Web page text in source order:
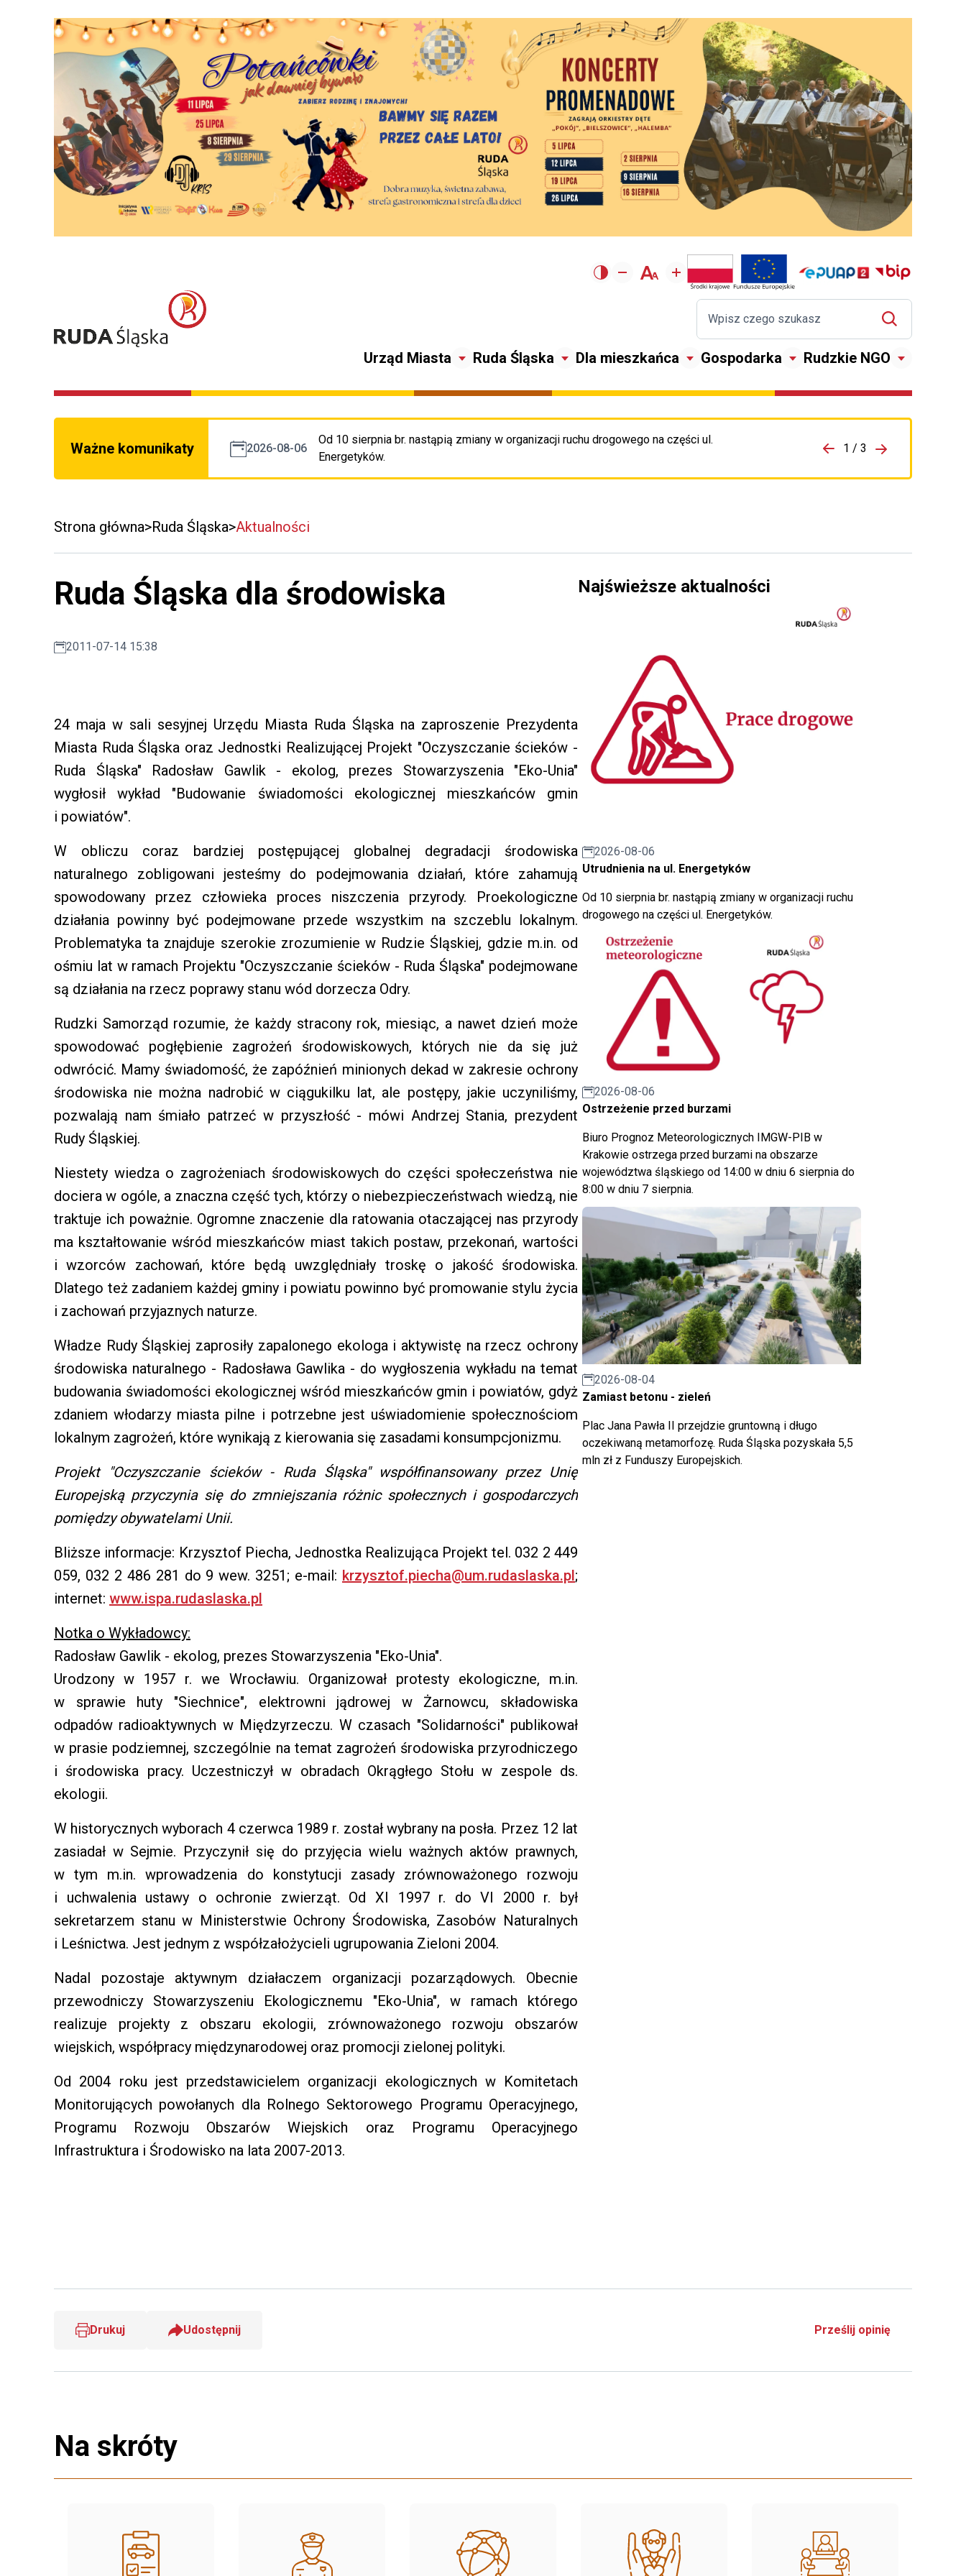
Urząd Miasta Ruda Śląska Dla mieszkańca Gospodarka Rudzkie NGO
Ważne komunikaty 2026-08-06
Od 10 sierpnia br. nastąpią zmiany w organizacji ruchu drogowego na części ul.
Energetyków.
Przejdź do porzpedniego komunikatu 1 / 3
Przejdź do
Strona główna Ruda Śląska Aktualności
Ruda Śląska dla środowiska
2011-07-14 15:38
24 maja w sali sesyjnej Urzędu Miasta Ruda Śląska na zaproszenie Prezydenta
Miasta Ruda Śląska oraz Jednostki Realizującej Projekt "Oczyszczanie ścieków -
Ruda Śląska" Radosław Gawlik - ekolog, prezes Stowarzyszenia "Eko-Unia"
wygłosił wykład "Budowanie świadomości ekologicznej mieszkańców gmin
i powiatów".
W obliczu coraz bardziej postępującej globalnej degradacji środowiska
naturalnego zobligowani jesteśmy do podejmowania działań, które zahamują
spowodowany przez człowieka proces niszczenia przyrody. Proekologiczne
działania powinny być podejmowane przede wszystkim na szczeblu lokalnym.
Problematyka ta znajduje szerokie zrozumienie w Rudzie Śląskiej, gdzie m.in. od
ośmiu lat w ramach Projektu "Oczyszczanie ścieków - Ruda Śląska" podejmowane
są działania na rzecz poprawy stanu wód dorzecza Odry.
Rudzki Samorząd rozumie, że każdy stracony rok, miesiąc, a nawet dzień może
spowodować pogłębienie zagrożeń środowiskowych, których nie da się już
odwrócić. Mamy świadomość, że zapóźnień minionych dekad w zakresie ochrony
środowiska nie można nadrobić w ciągukilku lat, ale postępy, jakie uczyniliśmy,
pozwalają nam śmiało patrzeć w przyszłość - mówi Andrzej Stania, prezydent
Rudy Śląskiej.
Niestety wiedza o zagrożeniach środowiskowych do części społeczeństwa nie
dociera w ogóle, a znaczna część tych, którzy o niebezpieczeństwach wiedzą, nie
traktuje ich poważnie. Ogromne znaczenie dla ratowania otaczającej nas przyrody
ma kształtowanie wśród mieszkańców miast takich postaw, przekonań, wartości
i wzorców zachowań, które będą uwzględniały troskę o jakość środowiska.
Dlatego też zadaniem każdej gminy i powiatu powinno być promowanie stylu życia
i zachowań przyjaznych naturze.
Władze Rudy Śląskiej zaprosiły zapalonego ekologa i aktywistę na rzecz ochrony
środowiska naturalnego - Radosława Gawlika - do wygłoszenia wykładu na temat
budowania świadomości ekologicznej wśród mieszkańców gmin i powiatów, gdyż
zdaniem włodarzy miasta pilne i potrzebne jest uświadomienie społecznościom
lokalnym zagrożeń, które wynikają z kierowania się zasadami konsumpcjonizmu.
Projekt "Oczyszczanie ścieków - Ruda Śląska" współfinansowany przez Unię
Europejską przyczynia się do zmniejszania różnic społecznych i gospodarczych
pomiędzy obywatelami Unii.
Bliższe informacje: Krzysztof Piecha, Jednostka Realizująca Projekt tel. 032 2 449
059, 032 2 486 281 do 9 wew. 3251; e-mail: krzysztof.piecha@um.rudaslaska.pl;
internet: www.ispa.rudaslaska.pl
Notka o Wykładowcy:
Radosław Gawlik - ekolog, prezes Stowarzyszenia "Eko-Unia".
Urodzony w 1957 r. we Wrocławiu. Organizował protesty ekologiczne, m.in.
w sprawie huty "Siechnice", elektrowni jądrowej w Żarnowcu, składowiska
odpadów radioaktywnych w Międzyrzeczu. W czasach "Solidarności" publikował
w prasie podziemnej, szczególnie na temat zagrożeń środowiska przyrodniczego
i środowiska pracy. Uczestniczył w obradach Okrągłego Stołu w zespole ds.
ekologii.
W historycznych wyborach 4 czerwca 1989 r. został wybrany na posła. Przez 12 lat
zasiadał w Sejmie. Przyczynił się do przyjęcia wielu ważnych aktów prawnych,
w tym m.in. wprowadzenia do konstytucji zasady zrównoważonego rozwoju
i uchwalenia ustawy o ochronie zwierząt. Od XI 1997 r. do VI 2000 r. był
sekretarzem stanu w Ministerstwie Ochrony Środowiska, Zasobów Naturalnych
i Leśnictwa. Jest jednym z współzałożycieli ugrupowania Zieloni 2004.
Nadal pozostaje aktywnym działaczem organizacji pozarządowych. Obecnie
przewodniczy Stowarzyszeniu Ekologicznemu "Eko-Unia", w ramach którego
realizuje projekty z obszaru ekologii, zrównoważonego rozwoju obszarów
wiejskich, współpracy międzynarodowej oraz promocji zielonej polityki.
Od 2004 roku jest przedstawicielem organizacji ekologicznych w Komitetach
Monitorujących powołanych dla Rolnego Sektorowego Programu Operacyjnego,
Programu Rozwoju Obszarów Wiejskich oraz Programu Operacyjnego
Infrastruktura i Środowisko na lata 2007-2013.
Najświeższe aktualności
2026-08-06
Utrudnienia na ul. Energetyków
Od 10 sierpnia br. nastąpią zmiany w organizacji ruchu
drogowego na części ul. Energetyków.
2026-08-06
Ostrzeżenie przed burzami
Biuro Prognoz Meteorologicznych IMGW-PIB w
Krakowie ostrzega przed burzami na obszarze
województwa śląskiego od 14:00 w dniu 6 sierpnia do
8:00 w dniu 7 sierpnia.
2026-08-04
Zamiast betonu - zieleń
Plac Jana Pawła II przejdzie gruntowną i długo
oczekiwaną metamorfozę. Ruda Śląska pozyskała 5,5
mln zł z Funduszy Europejskich.
Drukuj Udostępnij Prześlij opinię
Na skróty